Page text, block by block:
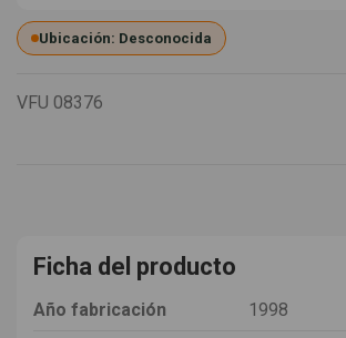
Ubicación: Desconocida
VFU 08376
Ficha del producto
Año fabricación
1998